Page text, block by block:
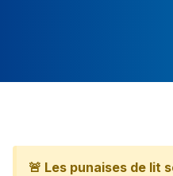
🚨 Les punaises de lit